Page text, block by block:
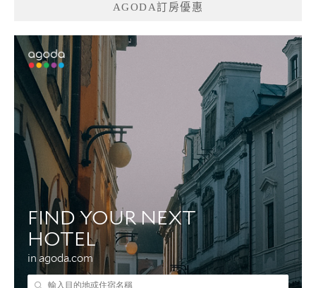
AGODA訂房優惠